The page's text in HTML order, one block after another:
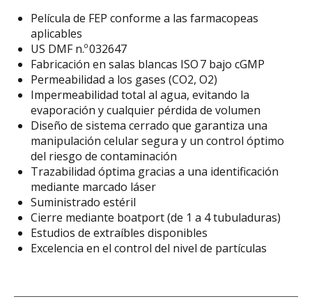
Película de FEP conforme a las farmacopeas
aplicables
US DMF n.º 032647
Fabricación en salas blancas ISO 7 bajo cGMP
Permeabilidad a los gases (CO2, O2)
Impermeabilidad total al agua, evitando la
evaporación y cualquier pérdida de volumen
Diseño de sistema cerrado que garantiza una
manipulación celular segura y un control óptimo
del riesgo de contaminación
Trazabilidad óptima gracias a una identificación
mediante marcado láser
Suministrado estéril
Cierre mediante boatport (de 1 a 4 tubuladuras)
Estudios de extraíbles disponibles
Excelencia en el control del nivel de partículas